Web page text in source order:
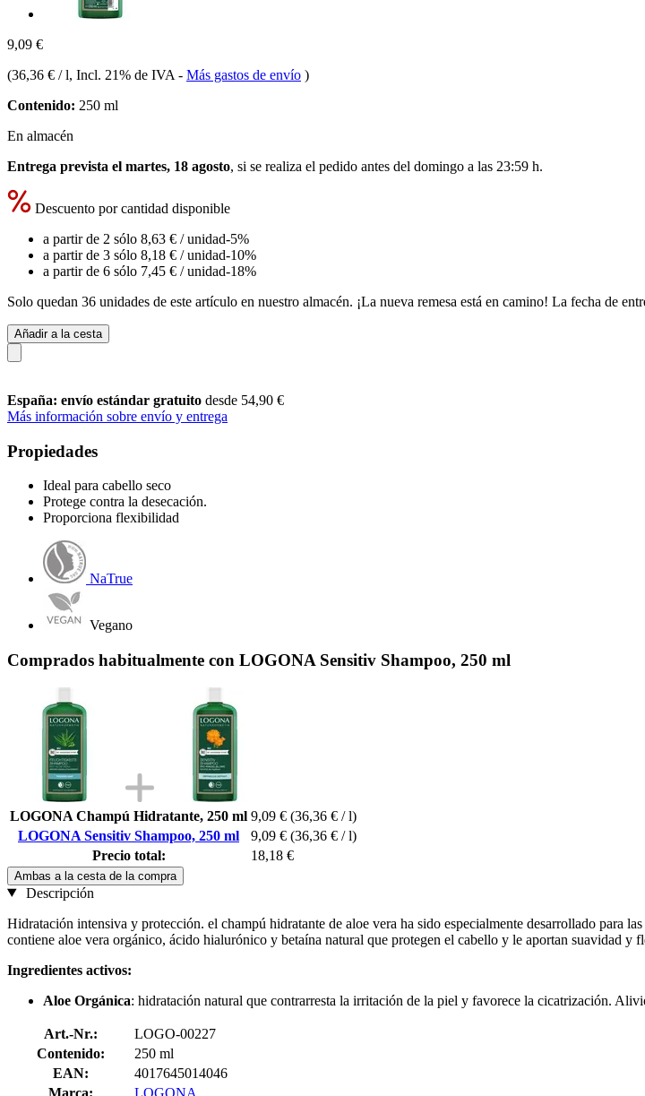
9,09 €
(36,36 € / l, Incl. 21% de IVA - Más gastos de envío )
Contenido: 250 ml
En almacén
Entrega prevista el martes, 18 agosto, si se realiza el pedido antes del domingo a las 23:59 h.
Descuento por cantidad disponible
a partir de 2 sólo 8,63 € / unidad-5%
a partir de 3 sólo 8,18 € / unidad-10%
a partir de 6 sólo 7,45 € / unidad-18%
Solo quedan 36 unidades de este artículo en nuestro almacén. ¡La nueva remesa está en camino! La fecha de
Añadir a la cesta
España: envío estándar gratuito desde 54,90 €
Más información sobre envío y entrega
Propiedades
Ideal para cabello seco
Protege contra la desecación.
Proporciona flexibilidad
NaTrue
Vegano
Comprados habitualmente con LOGONA Sensitiv Shampoo, 250 ml
LOGONA Champú Hidratante, 250 ml 9,09 € (36,36 € / l)
LOGONA Sensitiv Shampoo, 250 ml
9,09 € (36,36 € / l)
Precio total:
18,18 €
Ambas a la cesta de la compra
Descripción
Hidratación intensiva y protección. el champú hidratante de aloe vera ha sido especialmente desarrollado para
contiene aloe vera orgánico, ácido hialurónico y betaína natural que protegen el cabello y le aportan suavidad y
Ingredientes activos:
Aloe Orgánica: hidratación natural que contrarresta la irritación de la piel y favorece la cicatrización.
Art.-Nr.:
LOGO-00227
Contenido:
250 ml
EAN:
4017645014046
Marca:
LOGONA